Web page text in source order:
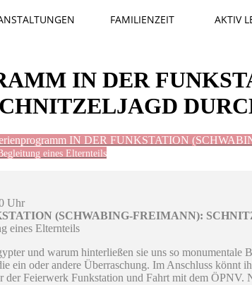
FAMILIENZEIT AKTIV
IN DER
IN DER FUNKSTATION
eines Elternteils
Uhr
(SCHWABING-FREIMANN):
eines Elternteils
und warum hinterließen sie uns so
ein oder andere Überraschung. Im Anschluss
der Feierwerk Funkstation und Fahrt mit dem ÖPNV.